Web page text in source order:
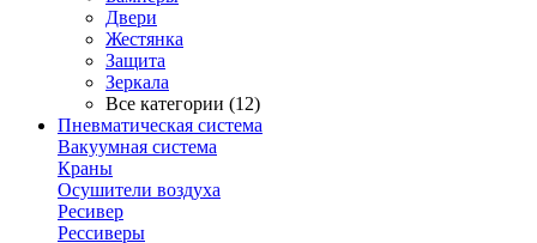
Двери
Жестянка
Защита
Зеркала
Все категории (12)
Пневматическая система
Вакуумная система
Краны
Осушители воздуха
Ресивер
Рессиверы